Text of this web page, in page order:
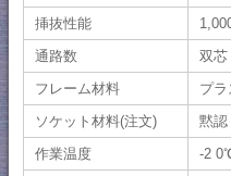
挿抜性能
通路数
双芯
フレーム材料
プラ
ソケット材料(注文)
黙認
作業温度
-2